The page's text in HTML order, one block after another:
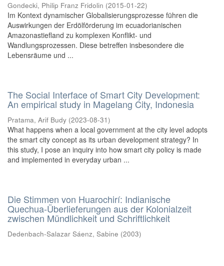
Gondecki, Philip Franz Fridolin (2015-01-22)
Im Kontext dynamischer Globalisierungsprozesse führen die
Auswirkungen der Erdölförderung im ecuadorianischen
Amazonastiefland zu komplexen Konflikt- und
Wandlungsprozessen. Diese betreffen insbesondere die
Lebensräume und ...
The Social Interface of Smart City Development:
An empirical study in Magelang City, Indonesia
Pratama, Arif Budy (2023-08-31)
What happens when a local government at the city level adopts
the smart city concept as its urban development strategy? In
this study, I pose an inquiry into how smart city policy is made
and implemented in everyday urban ...
Die Stimmen von Huarochirí: Indianische
Quechua-Überlieferungen aus der Kolonialzeit
zwischen Mündlichkeit und Schriftlichkeit
Dedenbach-Salazar Sáenz, Sabine (2003)